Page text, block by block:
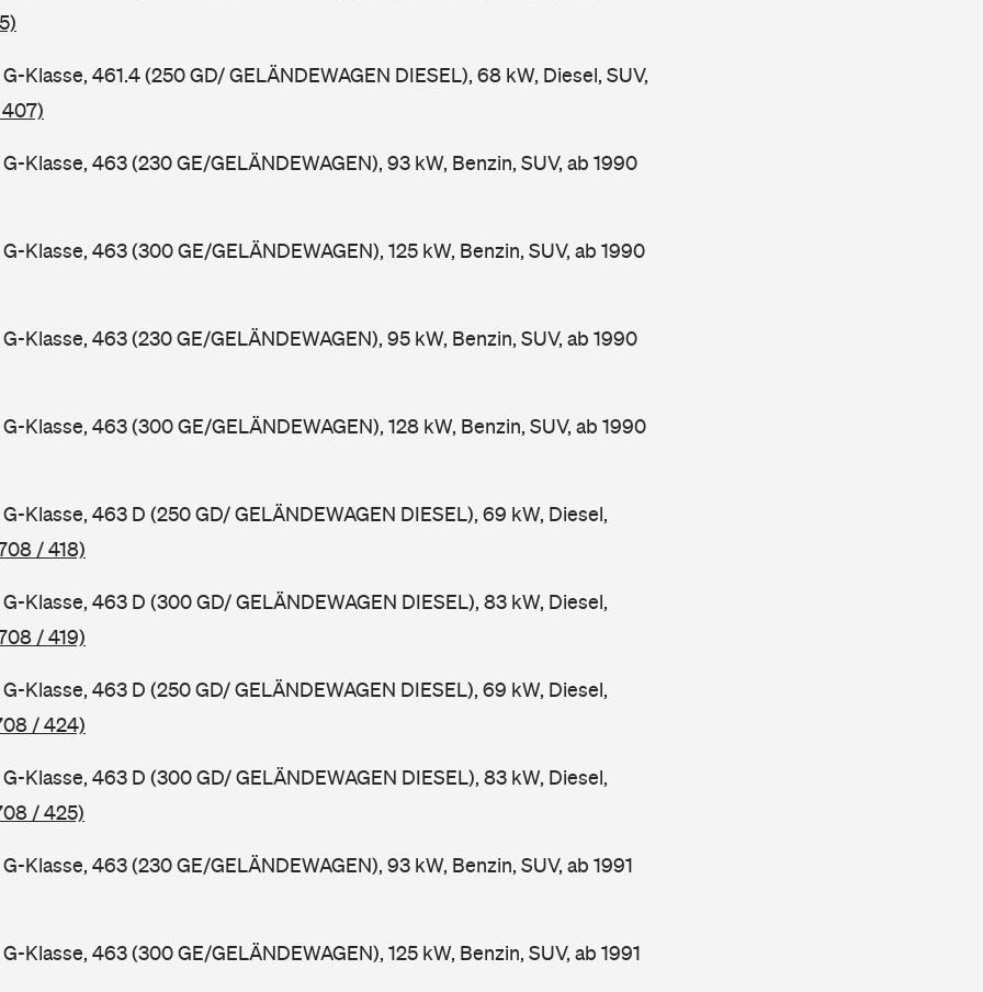
Klasse, 461.4 (250 GD/ GELÄNDEWAGEN DIESEL), 68 kW, Diesel, SUV,
Klasse, 463 (230 GE/GELÄNDEWAGEN), 93 kW, Benzin, SUV, ab 1990
Klasse, 463 (300 GE/GELÄNDEWAGEN), 125 kW, Benzin, SUV, ab 1990
Klasse, 463 (230 GE/GELÄNDEWAGEN), 95 kW, Benzin, SUV, ab 1990
Klasse, 463 (300 GE/GELÄNDEWAGEN), 128 kW, Benzin, SUV, ab 1990
Klasse, 463 D (250 GD/ GELÄNDEWAGEN DIESEL), 69 kW, Diesel,
/ 418)
Klasse, 463 D (300 GD/ GELÄNDEWAGEN DIESEL), 83 kW, Diesel,
/ 419)
Klasse, 463 D (250 GD/ GELÄNDEWAGEN DIESEL), 69 kW, Diesel,
/ 424)
Klasse, 463 D (300 GD/ GELÄNDEWAGEN DIESEL), 83 kW, Diesel,
/ 425)
Klasse, 463 (230 GE/GELÄNDEWAGEN), 93 kW, Benzin, SUV, ab 1991
Klasse, 463 (300 GE/GELÄNDEWAGEN), 125 kW, Benzin, SUV, ab 1991